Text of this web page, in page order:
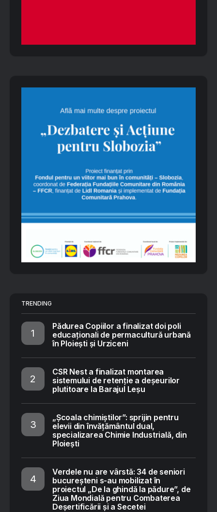
TRENDING
Pădurea Copiilor a finalizat doi poli
educaționali de permacultură urbană
în Ploiești și Urziceni
CSR Nest a finalizat montarea
sistemului de retenție a deșeurilor
plutitoare la Barajul Leșu
„Școala chimiștilor”: sprijin pentru
elevii din învățământul dual,
specializarea Chimie Industrială, din
Ploiești
Verdele nu are vârstă: 34 de seniori
bucureșteni s-au mobilizat în
proiectul „De la ghindă la pădure”, de
Ziua Mondială pentru Combaterea
Deșertificării și a Secetei